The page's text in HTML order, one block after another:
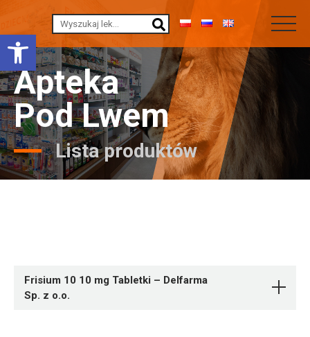
Otwórz pasek narzędzi
Apteka
Pod Lwem
Lista produktów
Frisium 10 10 mg Tabletki – Delfarma
Sp. z o.o.